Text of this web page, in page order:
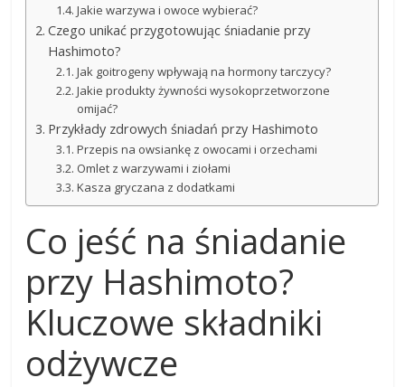
Jakie warzywa i owoce wybierać?
Czego unikać przygotowując śniadanie przy
Hashimoto?
Jak goitrogeny wpływają na hormony tarczycy?
Jakie produkty żywności wysokoprzetworzone
omijać?
Przykłady zdrowych śniadań przy Hashimoto
Przepis na owsiankę z owocami i orzechami
Omlet z warzywami i ziołami
Kasza gryczana z dodatkami
Co jeść na śniadanie
przy Hashimoto?
Kluczowe składniki
odżywcze